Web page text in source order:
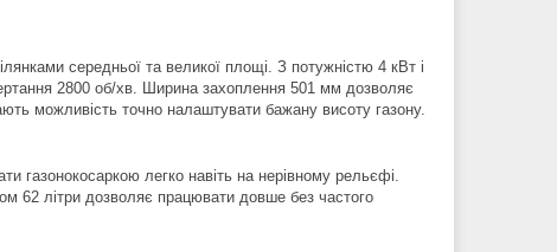
середньої та великої площі. З потужністю 4 кВт і
2800 об/хв. Ширина захоплення 501 мм дозволяє
можливість точно налаштувати бажану висоту газону.
газонокосаркою легко навіть на нерівному рельєфі.
62 літри дозволяє працювати довше без частого